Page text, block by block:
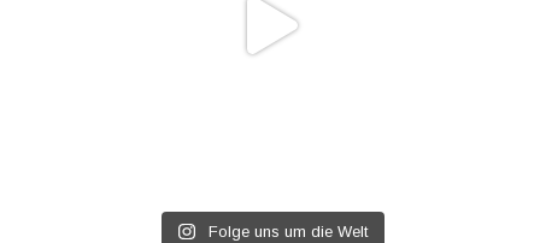
Folge uns um die Welt